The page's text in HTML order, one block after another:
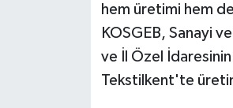
hem üretimi hem
KOSGEB, Sanayi
ve İl Özel
Tekstilkent'te